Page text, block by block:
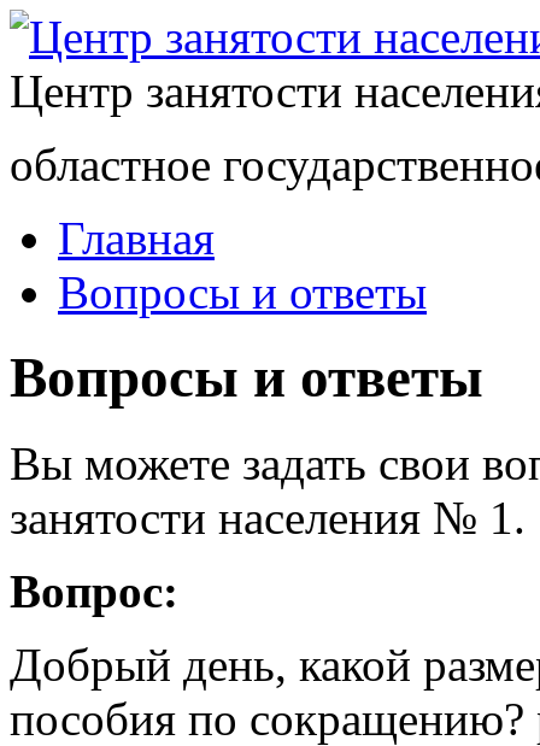
Центр занятости
областное
Главная
Вопросы и ответы
Вопросы и ответы
Вы можете задать свои
занятости населения № 1.
Вопрос:
Добрый день, какой
пособия по сокращению?